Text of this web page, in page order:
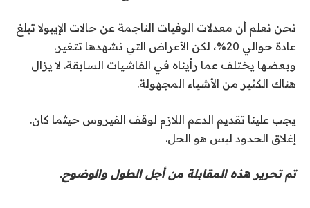
نحن نعلم أن معدلات الوفيات الناجمة عن حالات الإيبولا تبلغ
عادة حوالي 20%، لكن الأعراض التي نشهدها تتغير.
وبعضها يختلف عما رأيناه في الفاشيات السابقة. لا يزال
هناك الكثير من الأشياء المجهولة.
يجب علينا تقديم الدعم اللازم لوقف الفيروس حيثما كان.
إغلاق الحدود ليس هو الحل.
تم تحرير هذه المقابلة من أجل الطول والوضوح.